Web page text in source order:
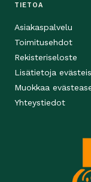
TIETOA
Asiakaspalvelu
Toimitusehdot
Rekisteriseloste
Lisätietoja
Muokkaa
Yhteystiedot